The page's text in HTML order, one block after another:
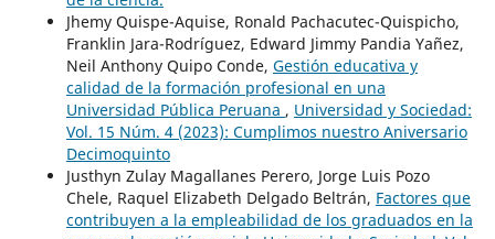
Jhemy Quispe-Aquise, Ronald Pachacutec-Quispicho,
Franklin Jara-Rodríguez, Edward Jimmy Pandia Yañez,
Neil Anthony Quipo Conde, Gestión educativa y
calidad de la formación profesional en una
Universidad Pública Peruana , Universidad y Sociedad:
Vol. 15 Núm. 4 (2023): Cumplimos nuestro Aniversario
Decimoquinto
Justhyn Zulay Magallanes Perero, Jorge Luis Pozo
Chele, Raquel Elizabeth Delgado Beltrán, Factores que
contribuyen a la empleabilidad de los graduados en la